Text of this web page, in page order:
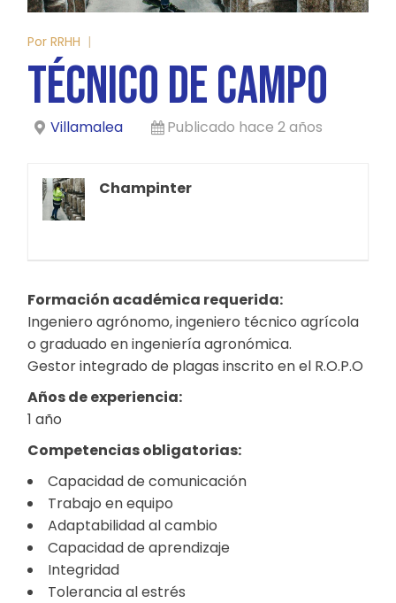
Por RRHH
TÉCNICO DE CAMPO
Villamalea Publicado hace 2 años
Champinter
Formación académica requerida:
Ingeniero agrónomo, ingeniero técnico agrícola
o graduado en ingeniería agronómica.
Gestor integrado de plagas inscrito en el R.O.P.O
Años de experiencia:
1 año
Competencias obligatorias:
Capacidad de comunicación
Trabajo en equipo
Adaptabilidad al cambio
Capacidad de aprendizaje
Integridad
Tolerancia al estrés